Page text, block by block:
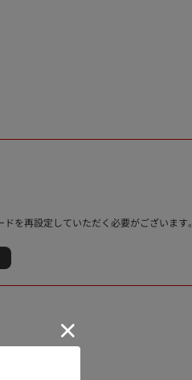
を再設定していただく必要がございます。